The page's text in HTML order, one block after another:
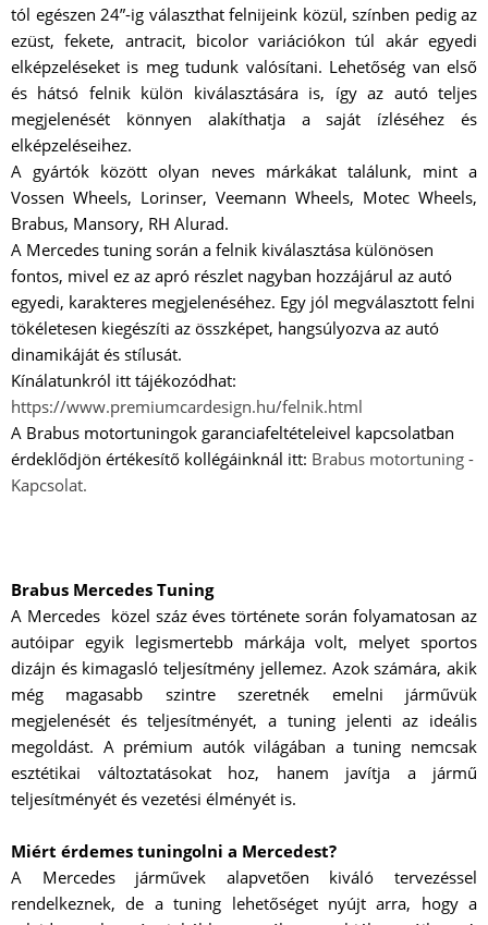
tól egészen 24”-ig választhat felnijeink közül, színben pedig az
ezüst, fekete, antracit, bicolor variációkon túl akár egyedi
elképzeléseket is meg tudunk valósítani. Lehetőség van első
és hátsó felnik külön kiválasztására is, így az autó teljes
megjelenését könnyen alakíthatja a saját ízléséhez és
elképzeléseihez.
A gyártók között olyan neves márkákat találunk, mint a
Vossen Wheels, Lorinser, Veemann Wheels, Motec Wheels,
Brabus, Mansory, RH Alurad.
A Mercedes tuning során a felnik kiválasztása különösen
fontos, mivel ez az apró részlet nagyban hozzájárul az autó
egyedi, karakteres megjelenéséhez. Egy jól megválasztott felni
tökéletesen kiegészíti az összképet, hangsúlyozva az autó
dinamikáját és stílusát.
Kínálatunkról itt tájékozódhat:
https://www.premiumcardesign.hu/felnik.html
A Brabus motortuningok garanciafeltételeivel kapcsolatban
érdeklődjön értékesítő kollégáinknál itt: Brabus motortuning -
Kapcsolat.
Brabus Mercedes Tuning
A Mercedes közel száz éves története során folyamatosan az
autóipar egyik legismertebb márkája volt, melyet sportos
dizájn és kimagasló teljesítmény jellemez. Azok számára, akik
még magasabb szintre szeretnék emelni járművük
megjelenését és teljesítményét, a tuning jelenti az ideális
megoldást. A prémium autók világában a tuning nemcsak
esztétikai változtatásokat hoz, hanem javítja a jármű
teljesítményét és vezetési élményét is.
Miért érdemes tuningolni a Mercedest?
A Mercedes járművek alapvetően kiváló tervezéssel
rendelkeznek, de a tuning lehetőséget nyújt arra, hogy a